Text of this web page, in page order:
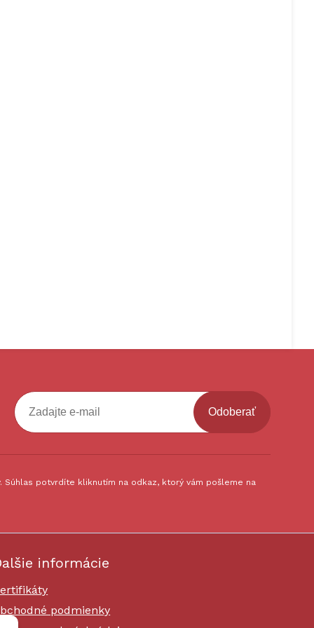
Odoberať
potvrdíte kliknutím na odkaz, ktorý vám pošleme na
informácie
podmienky